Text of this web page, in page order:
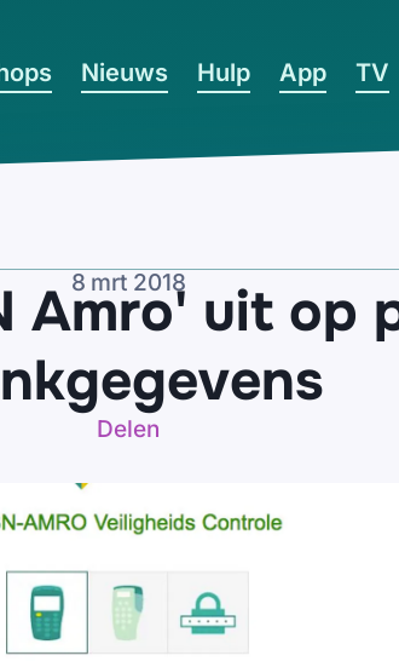
Nieuws Hulp App TV
8 mrt 2018
Amro' uit op
Delen